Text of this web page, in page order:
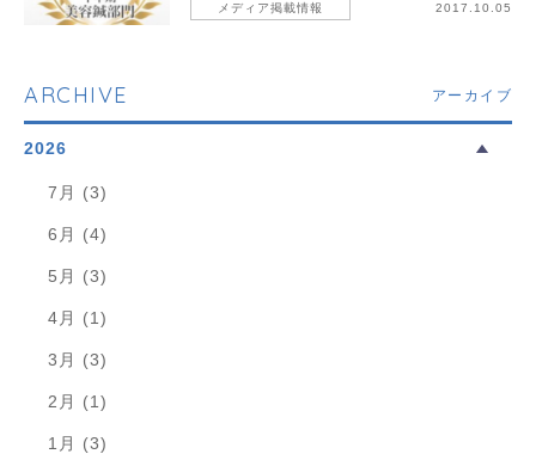
メディア掲載情報 2017.10.05
ARCHIVE アーカイブ
2026
7月 (3)
6月 (4)
5月 (3)
4月 (1)
3月 (3)
2月 (1)
1月 (3)